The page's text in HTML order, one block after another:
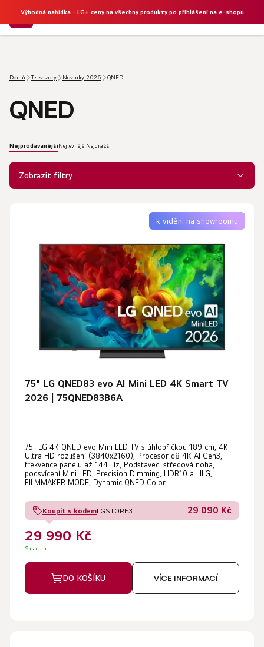
Výhodná nabídka - LG+ ceny na všechny produkty po přihlášení na e-shopu
Hledat
Domů Televizory Novinky 2026 QNED
QNED
Ř
a
z
NejprodávanějšíNejlevnějšíNejdražší
Zobrazit filtry
k vidění na showroomu
75" LG QNED83 evo AI Mini LED 4K Smart TV
2026 | 75QNED83B6A
75" LG 4K QNED evo Mini LED TV s úhlopříčkou 189 cm, 4K
Ultra HD rozlišení (3840x2160), Procesor α8 4K AI Gen3,
frekvence panelu až 144 Hz, Podstavec: středová noha,
podsvícení Mini LED, Precision Dimming, HDR10 a HLG,
FILMMAKER MODE, Dynamic QNED Color...
Koupit s kódemLGSTORE3 29 090 Kč
29 990 Kč
Skladem
DO KOŠÍKU VÍCE INFORMACÍ